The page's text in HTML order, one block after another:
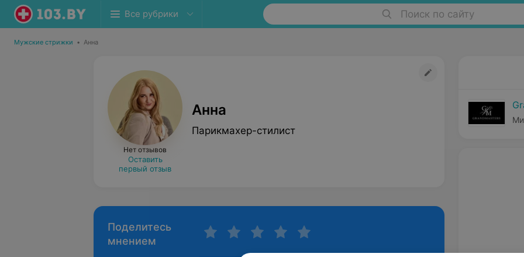
Все рубрики Поиск по сайту
Мужские стрижки • Анна
Нет отзывов
Оставить
первый отзыв
Анна
Парикмахер-стилист
Поделитесь
мнением